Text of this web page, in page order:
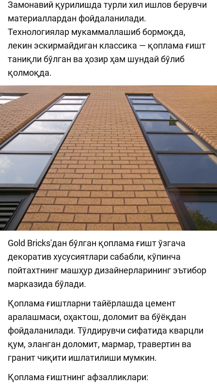
Замонавий қурилишда турли хил ишлов берувчи
материаллардан фойдаланилади.
Технологиялар мукаммаллашиб бормоқда,
лекин эскирмайдиган классика — қоплама ғишт
таниқли бўлган ва ҳозир ҳам шундай бўлиб
қолмоқда.
Gold Bricks'дан бўлган қоплама ғишт ўзгача
декоратив хусусиятлари сабабли, кўпинча
пойтахтнинг машҳур дизайнерларининг эътибор
марказида бўлади.
Қоплама ғиштларни тайёрлашда цемент
аралашмаси, оҳактош, доломит ва бўёқдан
фойдаланилади. Тўлдирувчи сифатида кварцли
қум, эланган доломит, мармар, травертин ва
гранит чиқити ишлатилиши мумкин.
Қоплама ғиштнинг афзалликлари: